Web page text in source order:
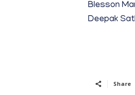
Blesson
Deepak
Share